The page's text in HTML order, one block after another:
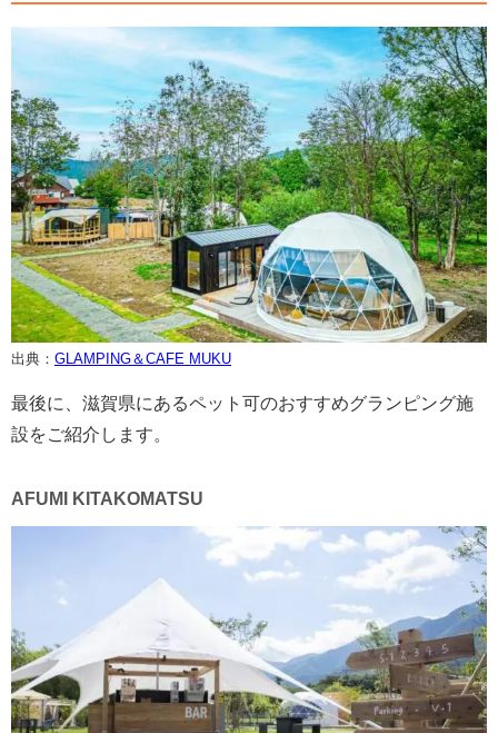
出典： GLAMPING＆CAFE MUKU
最後に、滋賀県にあるペット可のおすすめグランピング施
設をご紹介します。
AFUMI KITAKOMATSU